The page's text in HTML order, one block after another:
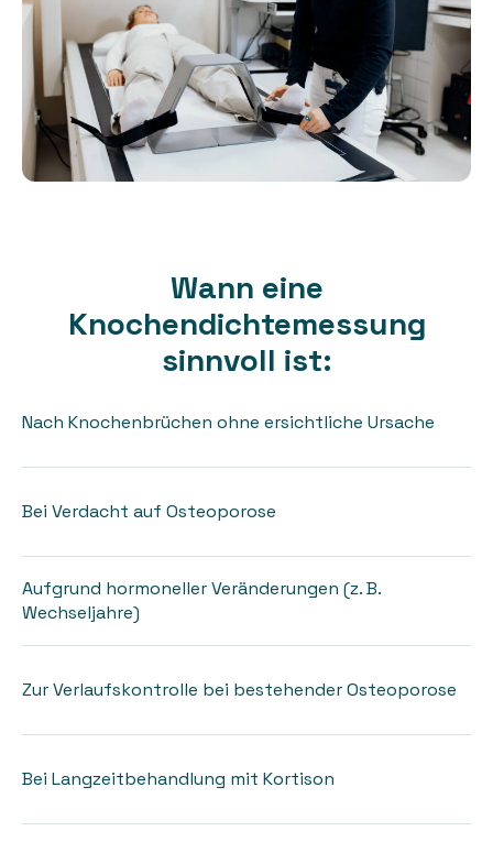
Wann eine
Knochendichtemessung
sinnvoll ist:
Nach Knochenbrüchen ohne ersichtliche Ursache
Bei Verdacht auf Osteoporose
Aufgrund hormoneller Veränderungen (z. B.
Wechseljahre)
Zur Verlaufskontrolle bei bestehender Osteoporose
Bei Langzeitbehandlung mit Kortison